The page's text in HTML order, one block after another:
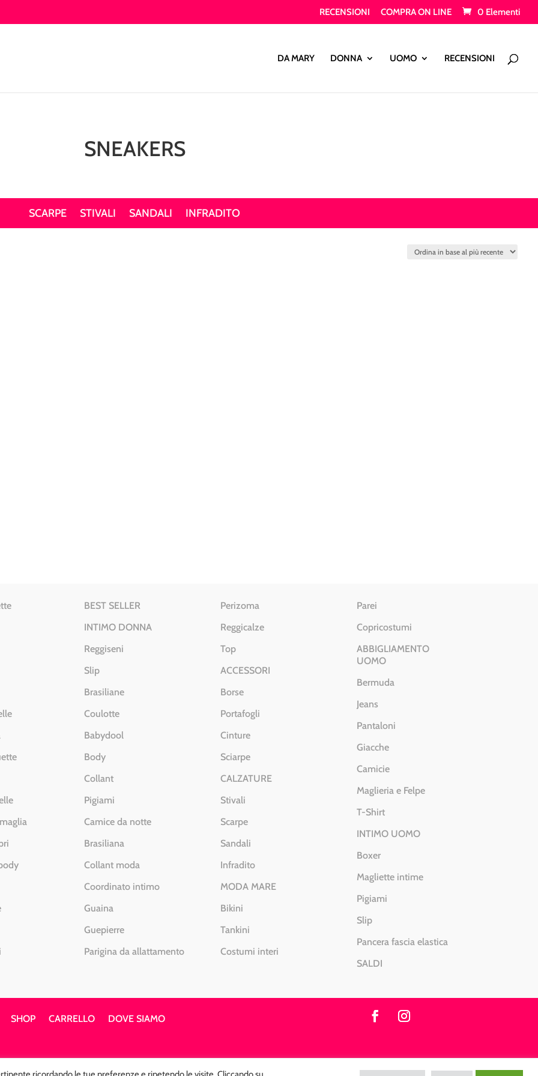
RECENSIONI COMPRA ON LINE 0 Elementi
DA MARY DONNA UOMO RECENSIONI
Products
SNEAKERS
SCARPE STIVALI SANDALI INFRADITO
BEST SELLER
INTIMO DONNA
Reggiseni
Slip
Brasiliane
Coulotte
Babydool
Body
Collant
Pigiami
Camice da notte
Brasiliana
Collant moda
Coordinato intimo
Guaina
Guepierre
Parigina da allattamento
Perizoma
Reggicalze
Top
ACCESSORI
Borse
Portafogli
Cinture
Sciarpe
CALZATURE
Stivali
Scarpe
Sandali
Infradito
MODA MARE
Bikini
Tankini
Costumi interi
Parei
Copricostumi
ABBIGLIAMENTO
UOMO
Bermuda
Jeans
Pantaloni
Giacche
Camicie
Maglieria e Felpe
T-Shirt
INTIMO UOMO
Boxer
Magliette intime
Pigiami
Slip
Pancera fascia elastica
SALDI
SHOP CARRELLO
DOVE SIAMO